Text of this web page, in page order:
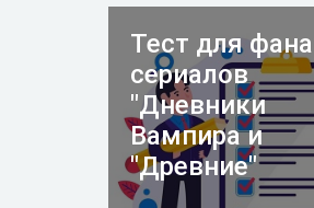
Тест для
сериалов
"Дневники
Вампира и
"Древние"